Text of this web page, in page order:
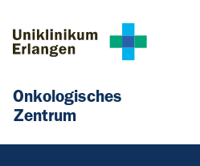
Onkologisches
Zentrum